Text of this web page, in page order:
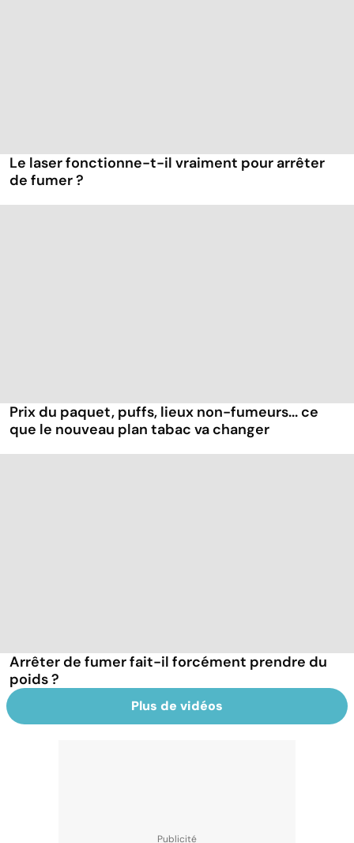
Le laser fonctionne-t-il vraiment pour arrêter
de fumer ?
Prix du paquet, puffs, lieux non-fumeurs... ce
que le nouveau plan tabac va changer
Arrêter de fumer fait-il forcément prendre du
poids ?
Plus de vidéos